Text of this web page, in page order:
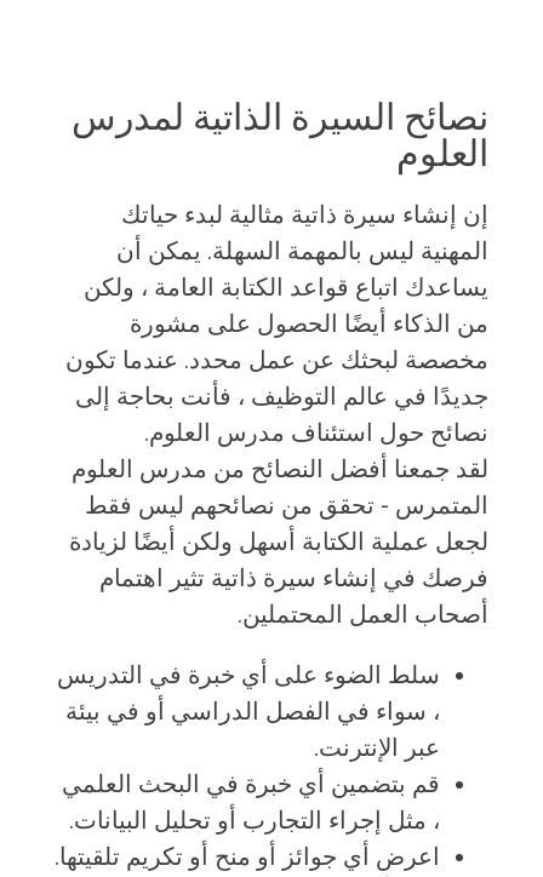
نصائح السيرة الذاتية لمدرس
العلوم
إن إنشاء سيرة ذاتية مثالية لبدء حياتك
المهنية ليس بالمهمة السهلة. يمكن أن
يساعدك اتباع قواعد الكتابة العامة ، ولكن
من الذكاء أيضًا الحصول على مشورة
مخصصة لبحثك عن عمل محدد. عندما تكون
جديدًا في عالم التوظيف ، فأنت بحاجة إلى
نصائح حول استئناف مدرس العلوم.
لقد جمعنا أفضل النصائح من مدرس العلوم
المتمرس - تحقق من نصائحهم ليس فقط
لجعل عملية الكتابة أسهل ولكن أيضًا لزيادة
فرصك في إنشاء سيرة ذاتية تثير اهتمام
أصحاب العمل المحتملين.
سلط الضوء على أي خبرة في التدريس
، سواء في الفصل الدراسي أو في بيئة
عبر الإنترنت.
قم بتضمين أي خبرة في البحث العلمي
، مثل إجراء التجارب أو تحليل البيانات.
اعرض أي جوائز أو منح أو تكريم تلقيتها.